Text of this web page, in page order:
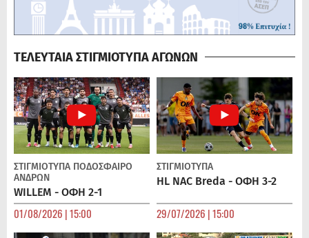
ΤΕΛΕΥΤΑΙΑ ΣΤΙΓΜΙΟΤΥΠΑ ΑΓΩΝΩΝ
ΣΤΙΓΜΙΟΤΥΠΑ ΠΟΔΌΣΦΑΙΡΟ
ΑΝΔΡΏΝ
WILLEM - ΟΦΗ 2-1
01/08/2026 | 15:00
ΣΤΙΓΜΙΟΤΥΠΑ
HL NAC Breda - ΟΦΗ 3-2
29/07/2026 | 15:00